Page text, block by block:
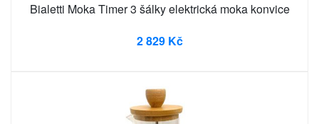
Bialetti Moka Timer 3 šálky elektrická moka konvice
2 829 Kč